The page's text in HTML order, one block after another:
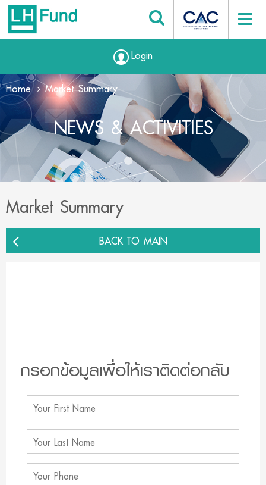
Login
NEWS & ACTIVITIES
Home Market Summary
Market Summary
BACK TO MAIN
กรอกข้อมูลเพื่อให้เราติดต่อกลับ